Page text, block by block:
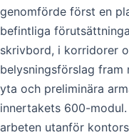
genomförde först en
befintliga
skrivbord, i korridorer
belysningsförslag fram
yta och preliminära
innertakets 600-
arbeten utanför